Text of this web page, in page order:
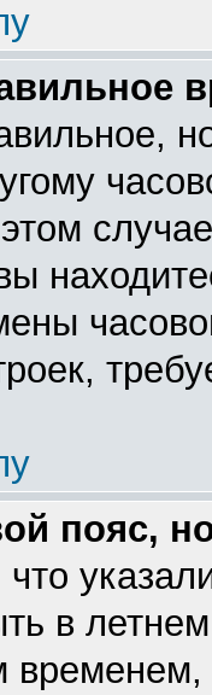
пояс,
в
временем,